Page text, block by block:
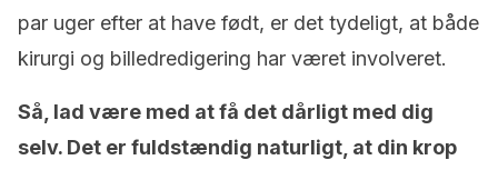
par uger efter at have født, er det tydeligt, at både
kirurgi og billedredigering har været involveret.
Så, lad være med at få det dårligt med dig
selv. Det er fuldstændig naturligt, at din krop